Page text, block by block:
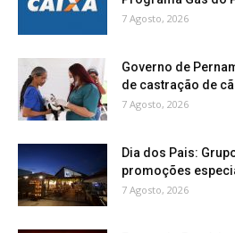
7 Agosto, 2026
Governo de
de castração de
7 Agosto, 2026
Dia dos Pais:
promoções
7 Agosto, 2026